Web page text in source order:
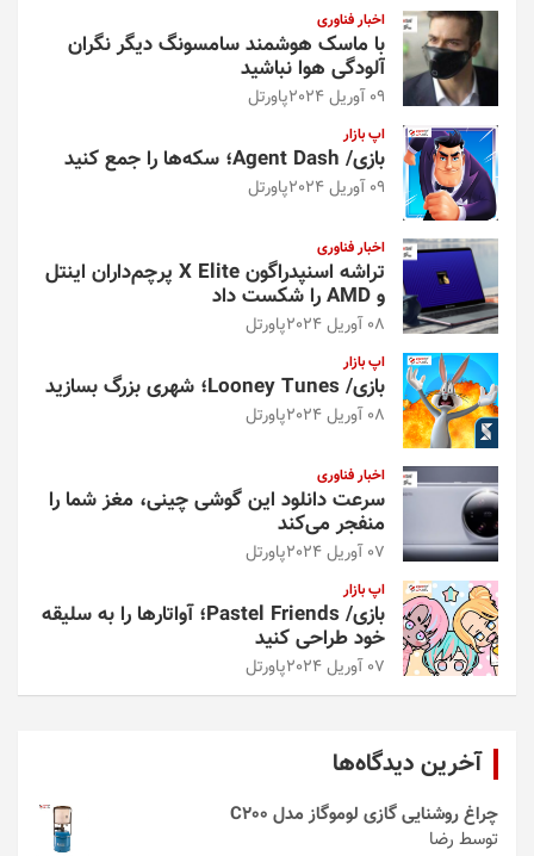
اخبار فناوری
با ماسک هوشمند سامسونگ دیگر نگران
آلودگی هوا نباشید
09 آوریل 2024 پاورتل
اپ بازار
بازی/ Agent Dash؛ سکه‌ها را جمع کنید
09 آوریل 2024 پاورتل
اخبار فناوری
تراشه اسنپدراگون X Elite پرچم‌داران اینتل
و AMD را شکست داد
08 آوریل 2024 پاورتل
اپ بازار
بازی/ Looney Tunes؛ شهری بزرگ بسازید
08 آوریل 2024 پاورتل
اخبار فناوری
سرعت دانلود این گوشی چینی، مغز شما را
منفجر می‌کند
07 آوریل 2024 پاورتل
اپ بازار
بازی/ Pastel Friends؛ آواتارها را به سلیقه
خود طراحی کنید
07 آوریل 2024 پاورتل
آخرین دیدگاه‌ها
چراغ روشنایی گازی لوموگاز مدل C200
توسط رضا